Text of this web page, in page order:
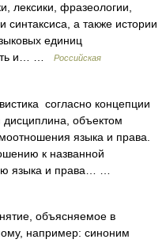
лексики, фразеологии,
а также истории
единиц
и… …
Российская
согласно концепции
дисциплина, объектом
языка и права.
к названной
языка и права… …
объясняемое в
например: синоним